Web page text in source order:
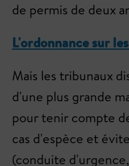
de permis de deux
L'ordonnance sur
Mais les tribunaux
d'une plus grande
pour tenir compte
cas d'espèce et
(conduite